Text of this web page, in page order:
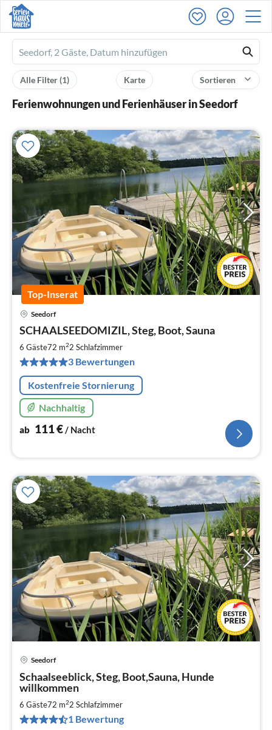
Ferienhausmiete
logo
Sortieren
Karte
Alle Filter(1)
Ferienwohnungen und Ferienhäuser in Seedorf
Top-Inserat
Seedorf
SCHAALSEEDOMIZIL, Steg, Boot, Sauna
6 Gäste72 m22 Schlafzimmer
3 Bewertungen
Kostenfreie Stornierung
Nachhaltig
ab 111€/ Nacht
Seedorf
Schaalseeblick, Steg, Boot,Sauna, Hunde
willkommen
6 Gäste72 m22 Schlafzimmer
1 Bewertung